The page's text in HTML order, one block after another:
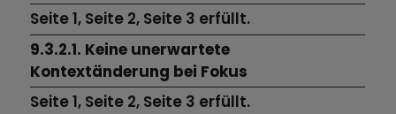
Seite 1, Seite 2, Seite 3 erfüllt.
9.3.2.1. Keine unerwartete
Kontextänderung bei Fokus
Seite 1, Seite 2, Seite 3 erfüllt.